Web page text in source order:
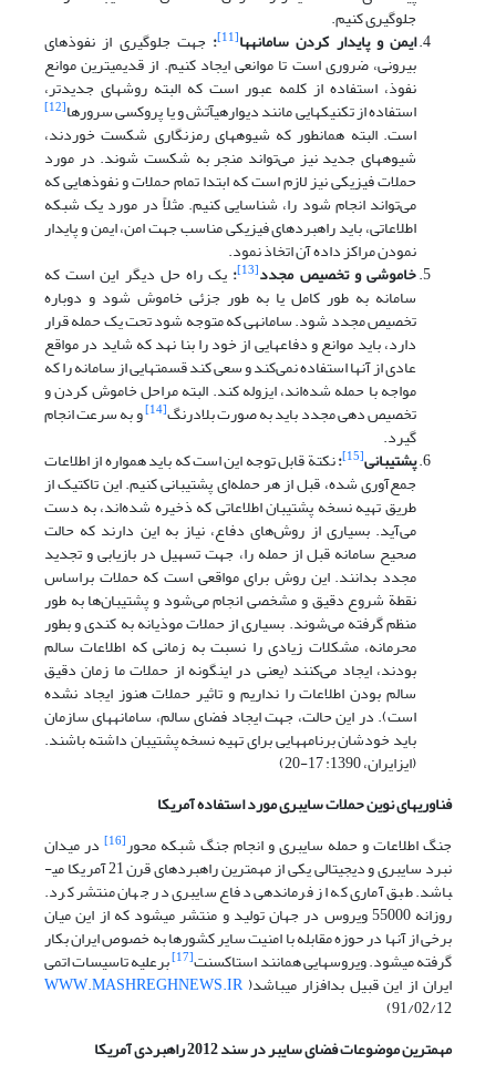
جلوگیری کنیم.
ایمن‌ و پایدار کردن سامانه­ها[11]
: جهت جلوگیری از نفوذهای
بیرونی، ضروری است تا موانعی ایجاد کنیم. از قدیمی­ترین موانع
نفوذ، استفاده از کلمه عبور است که البته روش­های جدیدتر،
استفاده از تکنیک­هایی مانند دیواره­ی­آتش و یا پروکسی سرورها[12]
است. البته همان­طور که شیوه­های رمزنگاری شکست خوردند،
شیوه­های جدید نیز می‌تواند منجر به شکست شوند. در مورد
حملات فیزیکی نیز لازم است که ابتدا تمام حملات و نفوذهایی که
می‌تواند انجام شود را، شناسایی کنیم. مثلاً در مورد یک شبکه
اطلاعاتی، باید راهبرد­های فیزیکی مناسب جهت امن، ایمن و پایدار
نمودن مراکز داده آن اتخاذ نمود.
خاموشی و تخصیص مجدد[13]
: یک راه حل دیگر این است که
سامانه به طور کامل یا به طور جزئی خاموش شود و دوباره
تخصیص مجدد شود. سامانه­ی که متوجه شود تحت یک حمله قرار
دارد، باید موانع و دفاع­هایی از خود را بنا نهد که شاید در مواقع
عادی از آنها استفاده نمی‌کند و سعی کند قسمت­هایی از سامانه را که
مواجه با حمله شده‌اند، ایزوله کند. البته مراحل خاموش کردن و
تخصیص دهی مجدد باید به صورت بلادرنگ[14] و به سرعت انجام
گیرد.
پشتیبانی[15]
:نکتة قابل توجه این است که باید همواره از اطلاعات
جمع‌آوری شده، قبل از هر حمله‌ای پشتیبانی کنیم. این تاکتیک از
طریق تهیه نسخه پشتیبان اطلاعاتی که ذخیره شده‌اند، به دست
می‌آید. بسیاری از روش‌های دفاع، نیاز به این دارند که حالت
صحیح سامانه قبل از حمله را، جهت تسهیل در بازیابی و تجدید
مجدد بدانند. این روش برای مواقعی است که حملات براساس
نقطة شروع دقیق و مشخصی انجام می‌شود و پشتیبان‌ها به طور
منظم گرفته می‌شوند. بسیاری از حملات موذیانه به کندی و بطور
محرمانه، مشکلات زیادی را نسبت به زمانی که اطلاعات سالم
بودند، ایجاد می‌کنند (یعنی در اینگونه از حملات ما زمان دقیق
سالم بودن اطلاعات را نداریم و تاثیر حملات هنوز ایجاد نشده
است). در این حالت، جهت ایجاد فضای سالم، سامانه­های سازمان
باید خودشان برنامه­هایی برای تهیه نسخه پشتیبان داشته باشند.
(ایزایران، 1390: 17-20)
فناوری­های نوین حملات سایبری مورد استفاده آمریکا
جنگ اطلاعات و حمله سایبری و انجام جنگ شبکه محور[16] در میدان
نبرد سایبری و دیجیتالی یکی از مهمترین راهبردهای قرن 21 آمریکا می­
باشد. طبق آماری که از فرماندهی دفاع سایبری در جهان منتشر کرد.
روزانه 55000 ویروس در جهان تولید و منتشر می­شود که از این میان
برخی از آنها در حوزه مقابله با امنیت سایر کشورها به خصوص ایران بکار
گرفته می­شود. ویروس­هایی همانند استاکس­نت[17] برعلیه تاسیسات اتمی
ایران از این قبیل بدافزار می­باشد(WWW.MASHREGHNEWS.IR
91/02/12)
مهمترین موضوعات فضای سایبر در سند 2012 راهبردی آمریکا